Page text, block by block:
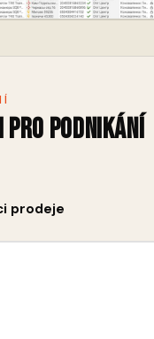
pro podnikání
prodeje